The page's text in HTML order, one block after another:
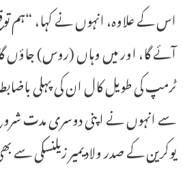
اس کے علاوہ، انہوں نے کہا، “ہم
آئے گا، اور میں وہاں (روس) جاؤں
ٹرمپ کی طویل کال ان کی پہلی
سے انہوں نے اپنی دوسری مدت
یوکرین کے صدر ولادیمیر زیلنسکی